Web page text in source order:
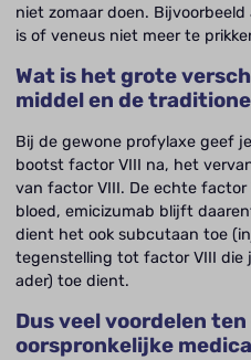
niet zomaar doen.
is of veneus niet meer te
Wat is het grote
middel en de
Bij de gewone profylaxe geef
bootst factor VIII na, het
van factor VIII. De echte
bloed, emicizumab blijft
dient het ook subcutaan toe
tegenstelling tot factor VIII die
ader) toe dient.
Dus veel voordelen
oorspronkelijke